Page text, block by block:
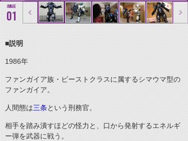
01
■説明
1986年
ファンガイア族・ビーストクラスに属するシマウマ型の
ファンガイア。
人間態は三条という刑務官。
相手を踏み潰すほどの怪力と、口から発射するエネルギ
ー弾を武器に戦う。